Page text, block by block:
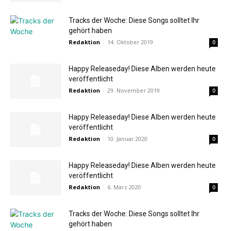
Tracks der Woche: Diese Songs solltet Ihr
gehört haben
Redaktion - 14. Oktober 2019 0
Happy Releaseday! Diese Alben werden heute
veröffentlicht
Redaktion - 29. November 2019 0
Happy Releaseday! Diese Alben werden heute
veröffentlicht
Redaktion - 10. Januar 2020 0
Happy Releaseday! Diese Alben werden heute
veröffentlicht
Redaktion - 6. März 2020 0
Tracks der Woche: Diese Songs solltet Ihr
gehört haben